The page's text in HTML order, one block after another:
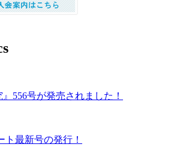
556号が発売されました！
ト最新号の発行！